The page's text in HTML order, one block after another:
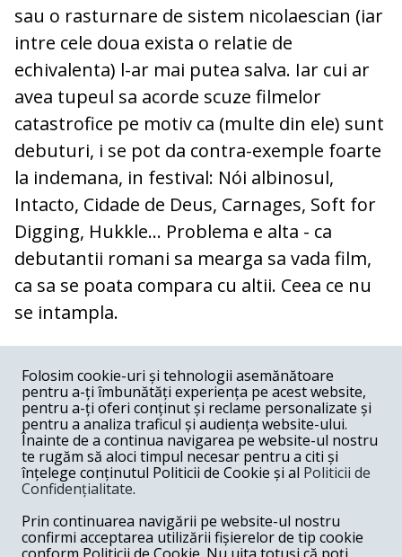
sau o rasturnare de sistem nicolaescian (iar
intre cele doua exista o relatie de
echivalenta) l-ar mai putea salva. Iar cui ar
avea tupeul sa acorde scuze filmelor
catastrofice pe motiv ca (multe din ele) sunt
debuturi, i se pot da contra-exemple foarte
la indemana, in festival: Nói albinosul,
Intacto, Cidade de Deus, Carnages, Soft for
Digging, Hukkle... Problema e alta - ca
debutantii romani sa mearga sa vada film,
ca sa se poata compara cu altii. Ceea ce nu
se intampla.
COMENTARII
Nume
Email
Folosim cookie-uri și tehnologii asemănătoare
pentru a-ți îmbunătăți experiența pe acest website,
pentru a-ți oferi conținut și reclame personalizate și
pentru a analiza traficul și audiența website-ului.
Înainte de a continua navigarea pe website-ul nostru
te rugăm să aloci timpul necesar pentru a citi și
înțelege conținutul Politicii de Cookie și al Politicii de
Confidențialitate.
Prin continuarea navigării pe website-ul nostru
confirmi acceptarea utilizării fișierelor de tip cookie